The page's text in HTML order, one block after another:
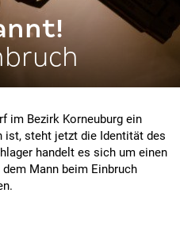
im Bezirk Korneuburg ein
ist, steht jetzt die Identität des
handelt es sich um einen
Mann beim Einbruch